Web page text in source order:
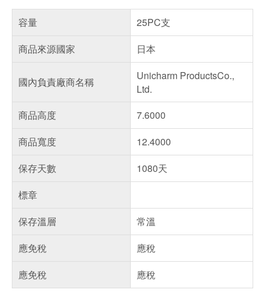
容量
25PC支
商品來源國家
日本
國內負責廠商名稱
Unicharm ProductsCo.,
Ltd.
商品高度
7.6000
商品寬度
12.4000
保存天數
1080天
標章
保存溫層
常溫
應免稅
應稅
應免稅
應稅